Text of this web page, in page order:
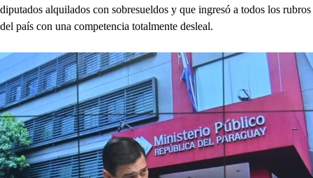
diputados alquilados con sobresueldos y que ingresó a todos los rubros
del país con una competencia totalmente desleal.